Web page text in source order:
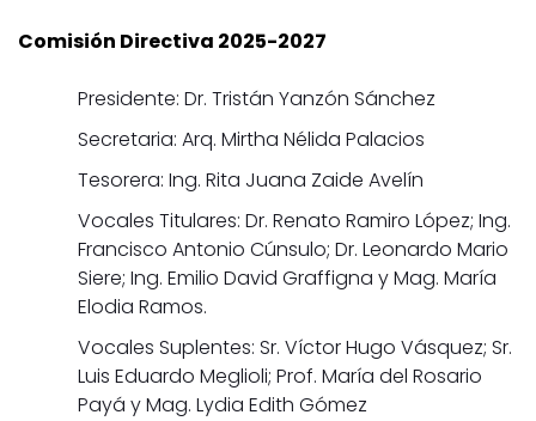
Comisión Directiva 2025-2027
Presidente: Dr. Tristán Yanzón Sánchez
Secretaria: Arq. Mirtha Nélida Palacios
Tesorera: Ing. Rita Juana Zaide Avelín
Vocales Titulares: Dr. Renato Ramiro López; Ing.
Francisco Antonio Cúnsulo; Dr. Leonardo Mario
Siere; Ing. Emilio David Graffigna y Mag. María
Elodia Ramos.
Vocales Suplentes: Sr. Víctor Hugo Vásquez; Sr.
Luis Eduardo Meglioli; Prof. María del Rosario
Payá y Mag. Lydia Edith Gómez